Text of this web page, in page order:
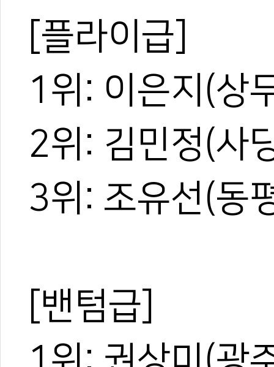
[플라이급]
1위: 이은지(상
2위: 김민정(사
3위: 조유선(동
[밴텀급]
#국방부 #국방부장관기 #국가대표선발예선전 #군인부